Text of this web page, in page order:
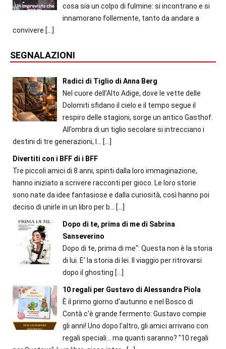
cosa sia un colpo di fulmine: si incontrano e si
innamorano follemente, tanto da andare a
convivere […]
SEGNALAZIONI
Radici di Tiglio di Anna Berg
Nel cuore dell’Alto Adige, dove le vette delle
Dolomiti sfidano il cielo e il tempo segue il
respiro delle stagioni, sorge un antico Gasthof.
All’ombra di un tiglio secolare si intrecciano i
destini di tre generazioni, l...
[…]
Divertiti con i BFF di i BFF
Tre piccoli amici di 8 anni, spinti dalla loro immaginazione,
hanno iniziato a scrivere racconti per gioco. Le loro storie
sono nate da idee fantasiose e dalla curiosità, così hanno poi
deciso di unirle in un libro per b...
[…]
Dopo di te, prima di me di Sabrina
Sanseverino
Dopo di te, prima di me": Questa non è la storia
di lui. E' la storia di lei. Il viaggio per ritrovarsi
dopo il ghosting […]
10 regali per Gustavo di Alessandra Piola
È il primo giorno d'autunno e nel Bosco di
Contà c'è grande fermento: Gustavo compie
gli anni! Uno dopo l'altro, gli amici arrivano con
regali speciali... ma quanti saranno? "10 regali